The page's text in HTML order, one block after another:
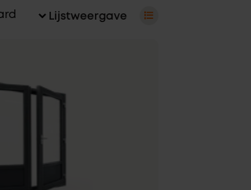
Lijstweergave